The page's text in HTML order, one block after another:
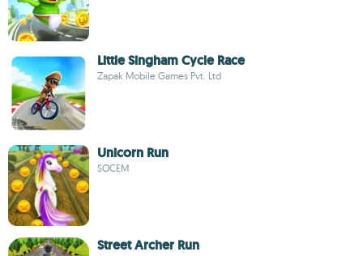
Little Singham Cycle Race
Zapak Mobile Games Pvt. Ltd
Unicorn Run
SOCEM
Street Archer Run